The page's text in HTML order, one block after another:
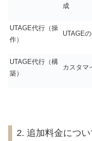
成
UTAGE代行（操
作）
UTAGE
UTAGE代行（構
築）
カスタマ
2. 追加料金につい